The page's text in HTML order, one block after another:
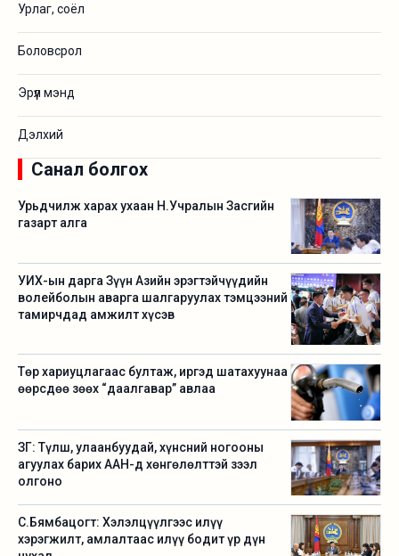
Урлаг, соёл
Боловсрол
Эрүүл мэнд
Дэлхий
Санал болгох
Урьдчилж харах ухаан Н.Учралын Засгийн
газарт алга
УИХ-ын дарга Зүүн Азийн эрэгтэйчүүдийн
волейболын аварга шалгаруулах тэмцээний
тамирчдад амжилт хүсэв
Төр хариуцлагаас бултаж, иргэд шатахуунаа
өөрсдөө зөөх “даалгавар” авлаа
ЗГ: Түлш, улаанбуудай, хүнсний ногооны
агуулах барих ААН-д хөнгөлөлттэй зээл
олгоно
С.Бямбацогт: Хэлэлцүүлгээс илүү
хэрэгжилт, амлалтаас илүү бодит үр дүн